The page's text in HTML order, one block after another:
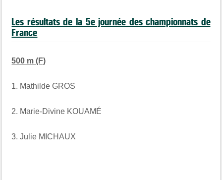
Les résultats de la 5e journée des championnats de
France
500 m (F)
1. Mathilde GROS
2. Marie-Divine KOUAMÉ
3. Julie MICHAUX